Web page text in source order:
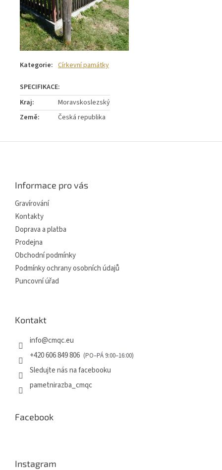
Kategorie: Církevní památky
Kraj:
Moravskoslezský
Země: Česká republika
Informace pro vás
Gravírování
Kontakty
Doprava a platba
Prodejna
Obchodní podmínky
Podmínky ochrany osobních údajů
Puncovní úřad
Kontakt
info@cmqc.eu
+420 606 849 806
Sledujte nás na facebooku
pametnirazba_cmqc
Facebook
Instagram